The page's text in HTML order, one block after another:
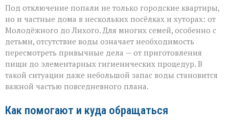
Под отключение попали не только городские квартиры,
но и частные дома в нескольких посёлках и хуторах: от
Молодёжного до Лихого. Для многих семей, особенно с
детьми, отсутствие воды означает необходимость
пересмотреть привычные дела — от приготовления
пищи до элементарных гигиенических процедур. В
такой ситуации даже небольшой запас воды становится
важной частью повседневного плана.
Как помогают и куда обращаться